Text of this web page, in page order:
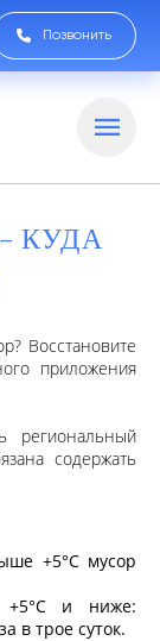
Позвонить
КУДА
Восстановите
приложения
региональный
содержать
+5°C мусор
+5°C и ниже:
в трое суток.